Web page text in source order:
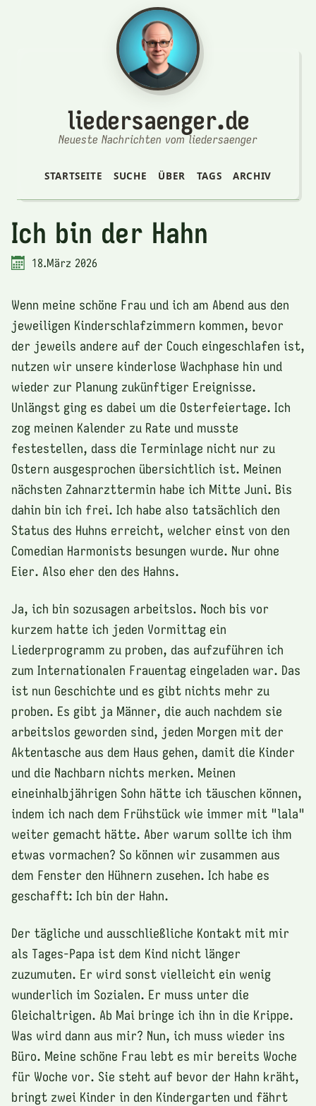
liedersaenger.de
Neueste Nachrichten vom liedersaenger
STARTSEITE SUCHE ÜBER TAGS ARCHIV
Ich bin der Hahn
18.März 2026
Wenn meine schöne Frau und ich am Abend aus den
jeweiligen Kinderschlafzimmern kommen, bevor
der jeweils andere auf der Couch eingeschlafen ist,
nutzen wir unsere kinderlose Wachphase hin und
wieder zur Planung zukünftiger Ereignisse.
Unlängst ging es dabei um die Osterfeiertage. Ich
zog meinen Kalender zu Rate und musste
festestellen, dass die Terminlage nicht nur zu
Ostern ausgesprochen übersichtlich ist. Meinen
nächsten Zahnarzttermin habe ich Mitte Juni. Bis
dahin bin ich frei. Ich habe also tatsächlich den
Status des Huhns erreicht, welcher einst von den
Comedian Harmonists besungen wurde. Nur ohne
Eier. Also eher den des Hahns.
Ja, ich bin sozusagen arbeitslos. Noch bis vor
kurzem hatte ich jeden Vormittag ein
Liederprogramm zu proben, das aufzuführen ich
zum Internationalen Frauentag eingeladen war. Das
ist nun Geschichte und es gibt nichts mehr zu
proben. Es gibt ja Männer, die auch nachdem sie
arbeitslos geworden sind, jeden Morgen mit der
Aktentasche aus dem Haus gehen, damit die Kinder
und die Nachbarn nichts merken. Meinen
eineinhalbjährigen Sohn hätte ich täuschen können,
indem ich nach dem Frühstück wie immer mit "lala"
weiter gemacht hätte. Aber warum sollte ich ihm
etwas vormachen? So können wir zusammen aus
dem Fenster den Hühnern zusehen. Ich habe es
geschafft: Ich bin der Hahn.
Der tägliche und ausschließliche Kontakt mit mir
als Tages-Papa ist dem Kind nicht länger
zuzumuten. Er wird sonst vielleicht ein wenig
wunderlich im Sozialen. Er muss unter die
Gleichaltrigen. Ab Mai bringe ich ihn in die Krippe.
Was wird dann aus mir? Nun, ich muss wieder ins
Büro. Meine schöne Frau lebt es mir bereits Woche
für Woche vor. Sie steht auf bevor der Hahn kräht,
bringt zwei Kinder in den Kindergarten und fährt